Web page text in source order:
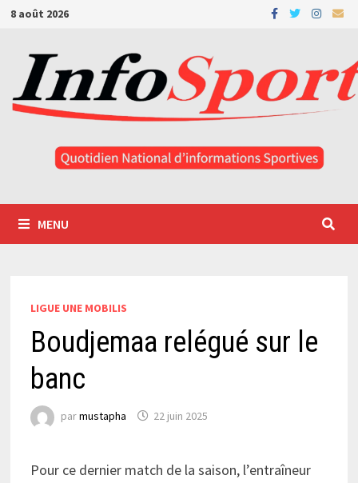
Passer
contenu
8 août 2026
MENU
LIGUE UNE MOBILIS
Boudjemaa relégué sur le
banc
parmustapha 22 juin 2025
Pour ce dernier match de la saison, l’entraîneur